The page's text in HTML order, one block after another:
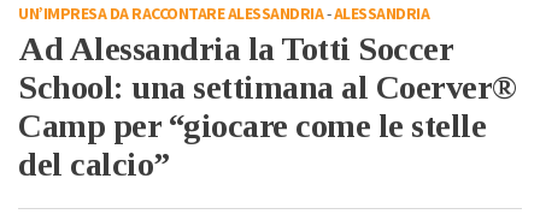
UN’IMPRESA DA RACCONTARE ALESSANDRIA-ALESSANDRIA
Ad Alessandria la Totti Soccer
School: una settimana al Coerver®
Camp per “giocare come le stelle
del calcio”